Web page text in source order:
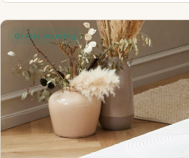
Gratis levering